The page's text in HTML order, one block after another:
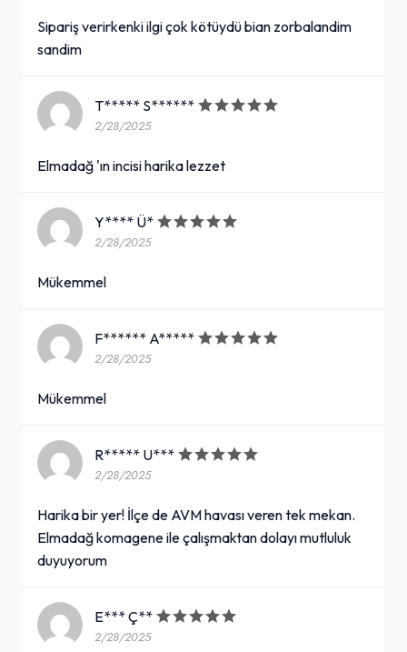
+
+
Eti Canga
Carte d''Or Mini Cup Meyve
Çiğ Köfte Dürüm
105,00₺
Ballı Hardallı Eti Gong (34 gr.)
Sipariş verirkenki ilgi çok kötüydü bian zorbalandim
sandim
T***** S******
2/28/2025
Elmadağ 'ın incisi harika lezzet
Y**** Ü*
2/28/2025
Mükemmel
F****** A*****
2/28/2025
Mükemmel
R***** U***
2/28/2025
Harika bir yer! İlçe de AVM havası veren tek mekan.
Elmadağ komagene ile çalışmaktan dolayı mutluluk
duyuyorum
E*** Ç**
2/28/2025